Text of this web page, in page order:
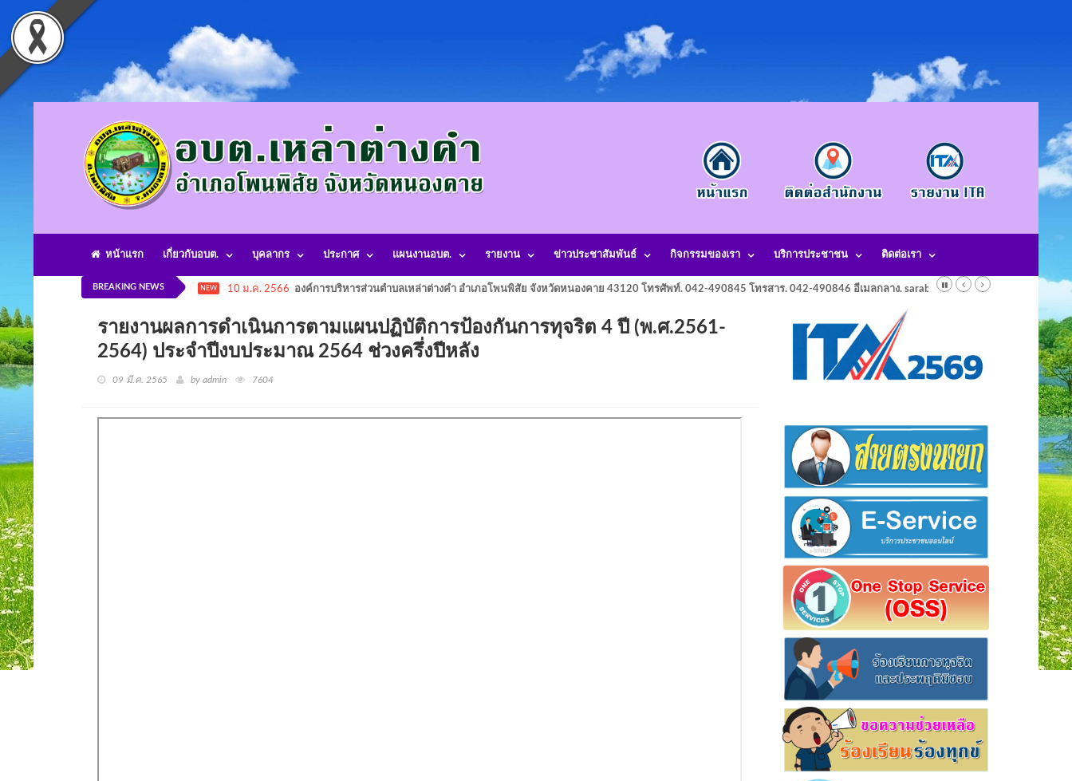
หน้าแรก เกี่ยวกับอบต. บุคลากร ประกาศ แผนงานอบต. รายงาน ข่าวประชาสัมพันธ์ กิจกรรมของเรา บริการประชาชน ติดต่อเรา
BREAKING NEWS NEW 10 ม.ค. 2566 องค์การบริหารส่วนตำบลเหล่าต่างคำ อำเภอโพนพิสัย จังหวัดหนองคาย 43120 โทรศัพท์. 042-490845 โทรสาร. 042-490846 อีเมลกลาง. saraban@laotangkham.go.th
รายงานผลการดำเนินการตามแผนปฏิบัติการป้องกันการทุจริต 4 ปี (พ.ศ.2561-
2564) ประจำปีงบประมาณ 2564 ช่วงครึ่งปีหลัง
09 มี.ค. 2565 by admin 7604